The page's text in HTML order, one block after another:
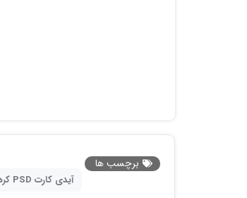
برچسب ها
آیدی کارت PSD کره جنوبی